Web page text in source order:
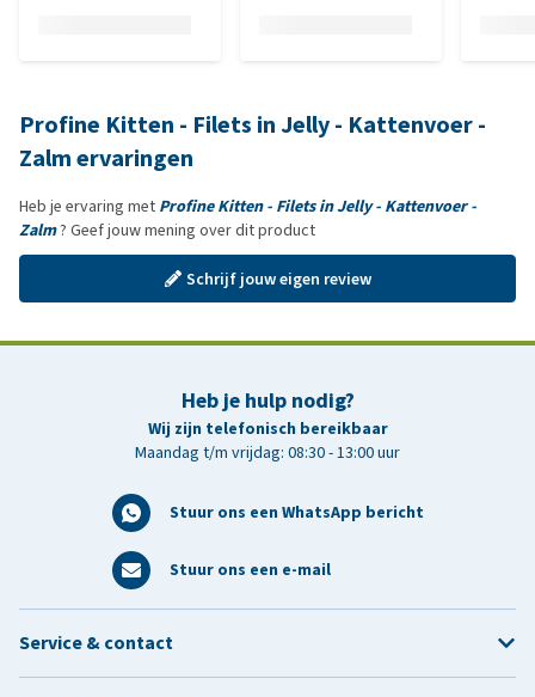
Profine Kitten - Filets in Jelly - Kattenvoer -
Zalm ervaringen
Heb je ervaring met Profine Kitten - Filets in Jelly - Kattenvoer -
Zalm? Geef jouw mening over dit product
Schrijf jouw eigen review
Heb je hulp nodig?
Wij zijn telefonisch bereikbaar
Maandag t/m vrijdag: 08:30 - 13:00 uur
Stuur ons een WhatsApp bericht
Stuur ons een e-mail
Service & contact